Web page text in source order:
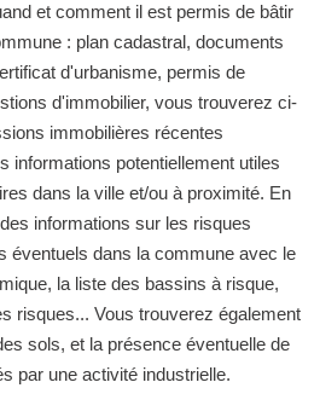
et comment il est permis de bâtir
: plan cadastral, documents
d'urbanisme, permis de
d'immobilier, vous trouverez ci-
immobilières récentes
informations potentiellement utiles
dans la ville et/ou à proximité. En
informations sur les risques
éventuels dans la commune avec le
la liste des bassins à risque,
risques... Vous trouverez également
sols, et la présence éventuelle de
par une activité industrielle.